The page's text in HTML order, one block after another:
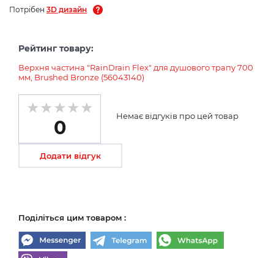
Потрібен 3D дизайн
Рейтинг товару:
Верхня частина "RainDrain Flex" для душового трапу 700
мм, Brushed Bronze (56043140)
0
Немає відгуків про цей товар
Додати відгук
Поділіться цим товаром :